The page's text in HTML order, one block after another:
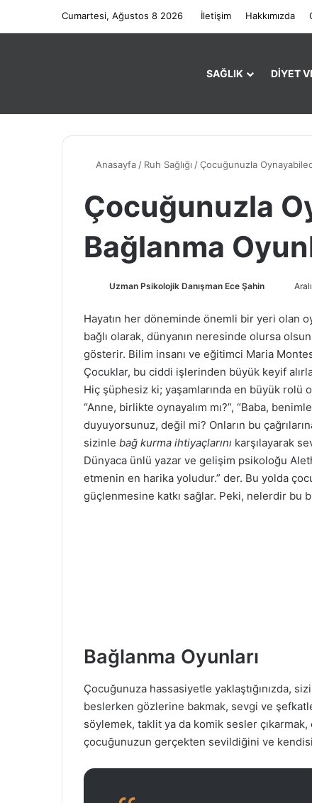
Cumartesi, Ağustos 8 2026 İletişim Hakkımızda
SAĞLIK DIYET
Anasayfa / Ruh Sağlığı /Çocuğunuzla
Çocuğunuzla
Bağlanma
Uzman Psikolojik Danışman Ece Şahin
e
-
p
o
s
t
a
g
ö
n
Hayatın her döneminde önemli bir yeri olan
bağlı olarak, dünyanın neresinde olursa
gösterir. Bilim insanı ve eğitimci Maria
Çocuklar, bu ciddi işlerinden büyük keyif
Hiç şüphesiz ki; yaşamlarında en büyük rolü
“Anne, birlikte oynayalım mı?”, “Baba,
duyuyorsunuz, değil mi? Onların bu
sizinle bağ kurma ihtiyaçlarını karşılayarak
Dünyaca ünlü yazar ve gelişim psikoloğu
etmenin en harika yoludur.” der. Bu yolda
güçlenmesine katkı sağlar. Peki, nelerdir bu
Bağlanma Oyunları
Çocuğunuza hassasiyetle yaklaştığınızda,
beslerken gözlerine bakmak, sevgi ve
söylemek, taklit ya da komik sesler çıkarmak,
çocuğunuzun gerçekten sevildiğini ve